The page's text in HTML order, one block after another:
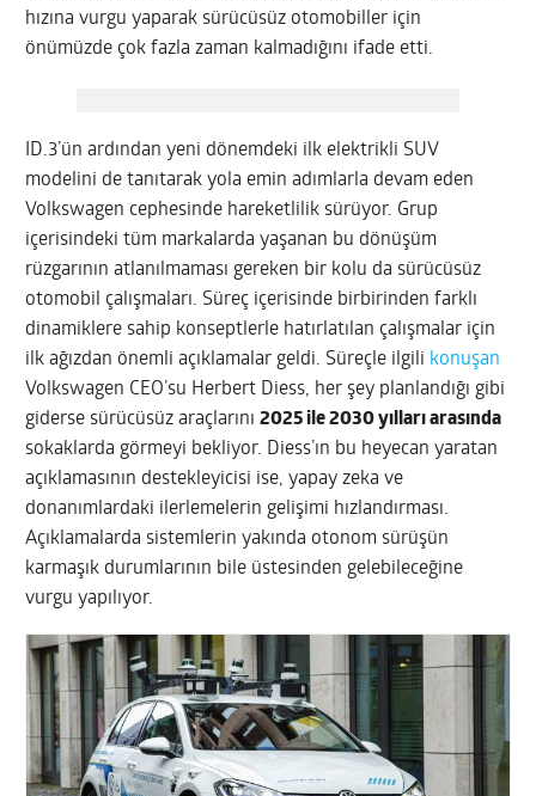
hızına vurgu yaparak sürücüsüz otomobiller için
önümüzde çok fazla zaman kalmadığını ifade etti.
ID.3’ün ardından yeni dönemdeki ilk elektrikli SUV
modelini de tanıtarak yola emin adımlarla devam eden
Volkswagen cephesinde hareketlilik sürüyor. Grup
içerisindeki tüm markalarda yaşanan bu dönüşüm
rüzgarının atlanılmaması gereken bir kolu da sürücüsüz
otomobil çalışmaları. Süreç içerisinde birbirinden farklı
dinamiklere sahip konseptlerle hatırlatılan çalışmalar için
ilk ağızdan önemli açıklamalar geldi. Süreçle ilgili konuşan
Volkswagen CEO’su Herbert Diess, her şey planlandığı gibi
giderse sürücüsüz araçlarını2025 ile 2030 yılları arasında
sokaklarda görmeyi bekliyor. Diess’ın bu heyecan yaratan
açıklamasının destekleyicisi ise, yapay zeka ve
donanımlardaki ilerlemelerin gelişimi hızlandırması.
Açıklamalarda sistemlerin yakında otonom sürüşün
karmaşık durumlarının bile üstesinden gelebileceğine
vurgu yapılıyor.